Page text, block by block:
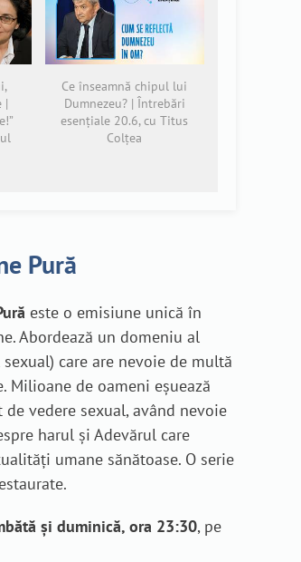
|
Ce înseamnă chipul lui
Dumnezeu? | Întrebări
esențiale 20.6, cu Titus
Colțea
Pură
este o emisiune unică în
Abordează un domeniu al
care are nevoie de multă
Milioane de oameni eșuează
vedere sexual, având nevoie
harul și Adevărul care
umane sănătoase. O serie
și duminică, ora 23:30, pe